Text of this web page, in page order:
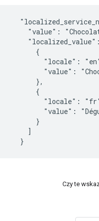
"value":
      {
"locale":
"value":
      },
      {
"locale":
"value":
      }
    ]
  }
Czy te